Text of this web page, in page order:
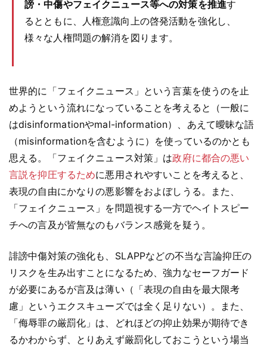
謗・中傷やフェイクニュース等への対策を推進す
るとともに、人権意識向上の啓発活動を強化し、
様々な人権問題の解消を図ります。
世界的に「フェイクニュース」という言葉を使うのを止
めようという流れになっていることを考えると（一般に
はdisinformationやmal-information）、あえて曖昧な語
（misinformationを含むように）を使っているのかとも
思える。「フェイクニュース対策」は政府に都合の悪い
言説を抑圧するために悪用されやすいことを考えると、
表現の自由にかなりの悪影響をおよぼしうる。また、
「フェイクニュース」を問題視する一方でヘイトスピー
チへの言及が皆無なのもバランス感覚を疑う。
誹謗中傷対策の強化も、SLAPPなどの不当な言論抑圧の
リスクを生み出すことになるため、強力なセーフガード
が必要にあるが言及は薄い（「表現の自由を最大限考
慮」というエクスキューズでは全く足りない）。また、
「侮辱罪の厳罰化」は、どれほどの抑止効果が期待でき
るかわからず、とりあえず厳罰化しておこうという場当